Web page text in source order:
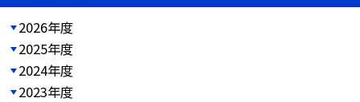
2026年度
2025年度
2024年度
2023年度